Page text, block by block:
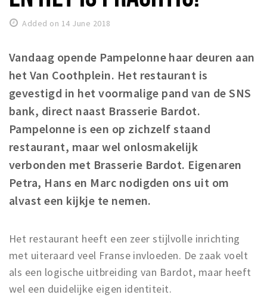
Registering municipality
Health insurance
Q&A
DISCOUNTS
Breda Student Shop
Spin the wheel!
LEISURE
SportS
News
Sights
Museums, theatres & stages
Trips & activities
Student routes
Added on 14 June 2018
Vandaag opende Pampelonne haar deuren aan
het Van Coothplein. Het restaurant is
gevestigd in het voormalige pand van de SNS
bank, direct naast Brasserie Bardot.
Pampelonne is een op zichzelf staand
restaurant, maar wel onlosmakelijk
verbonden met Brasserie Bardot. Eigenaren
Petra, Hans en Marc nodigden ons uit om
alvast een kijkje te nemen.
Het restaurant heeft een zeer stijlvolle inrichting
met uiteraard veel Franse invloeden. De zaak voelt
als een logische uitbreiding van Bardot, maar heeft
wel een duidelijke eigen identiteit.